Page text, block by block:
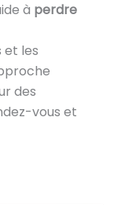
à perdre
les
des
vous et